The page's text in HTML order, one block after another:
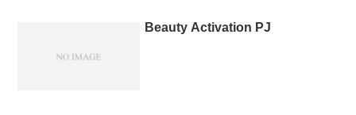
Beauty Activation PJ